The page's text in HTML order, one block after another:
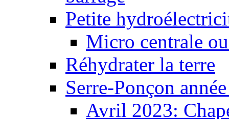
Petite
Micro centrale
Réhydrater la terre
Serre-Ponçon
Avril 2023: